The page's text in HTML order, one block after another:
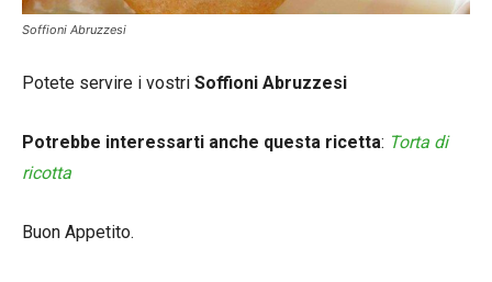
Soffioni Abruzzesi
Potete servire i vostri Soffioni Abruzzesi
Potrebbe interessarti anche questa ricetta: Torta di
ricotta
Buon Appetito.